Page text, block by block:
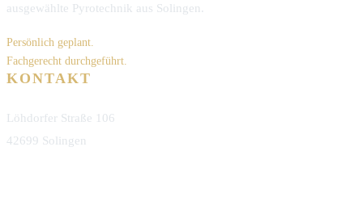
ausgewählte Pyrotechnik aus Solingen.
Persönlich geplant.
Fachgerecht durchgeführt.
KONTAKT
Löhdorfer Straße 106
42699 Solingen